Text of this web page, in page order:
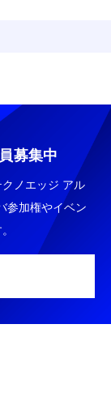
募集中
ノエッジ アル
参加権やイベン